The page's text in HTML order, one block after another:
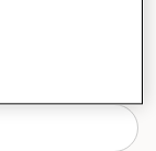
ます